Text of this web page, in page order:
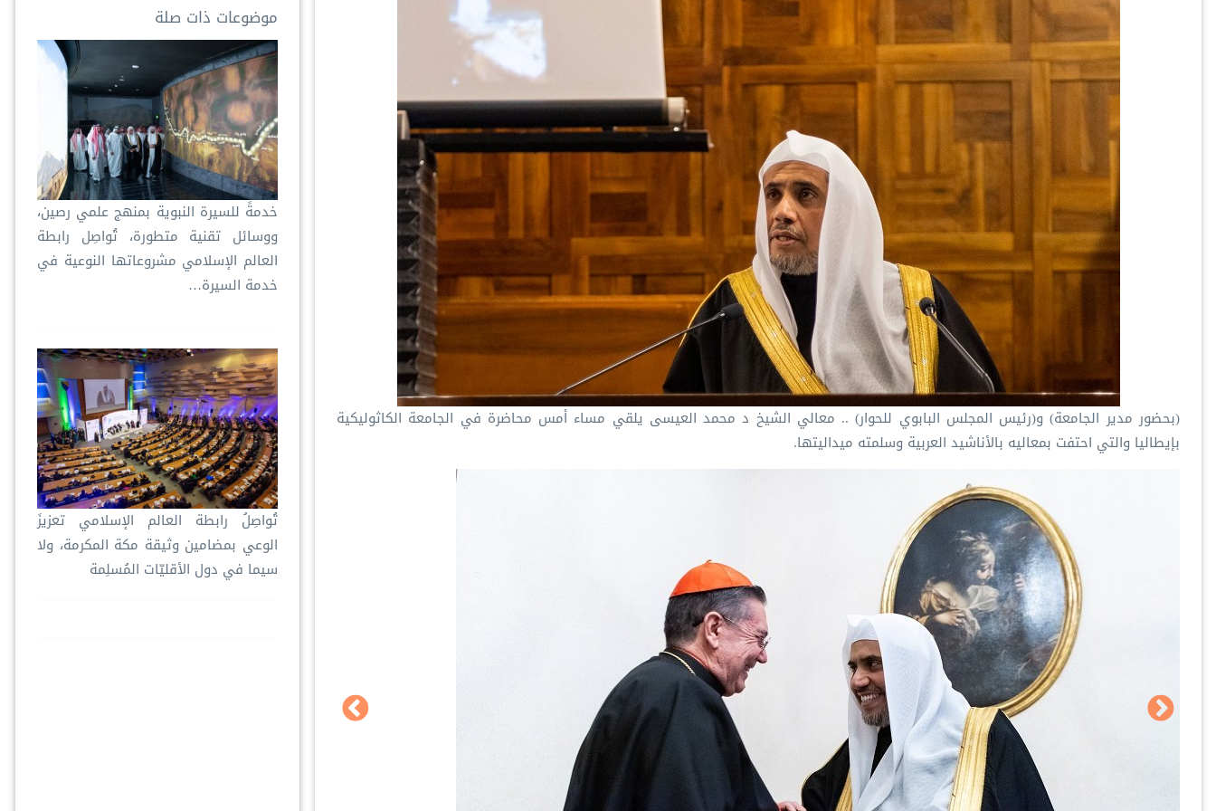
‏(بحضور مدير الجامعة) و(رئيس المجلس البابوي للحوار) .. معالي الشيخ د ⁧‫محمد العيسى‬⁩ يلقي مساء أمس محاضرة في الجامعة الكاثوليكية
بإيطاليا والتي احتفت بمعاليه بالأناشيد العربية وسلمته ميداليتها.
موضوعات ذات صلة
خدمةً للسيرة النبوية بمنهج علمي رصين،
ووسائل تقنية متطورة، تُواصِل رابطة
العالم الإسلامي مشروعاتها النوعية في
خدمة السيرة…
تُواصِلُ ⁧‫رابطة العالم الإسلامي‬⁩ تعزيزَ
الوعي بمضامين وثيقة مكة المكرمة، ولا
سيما في دول الأقليّات المُسلِمة